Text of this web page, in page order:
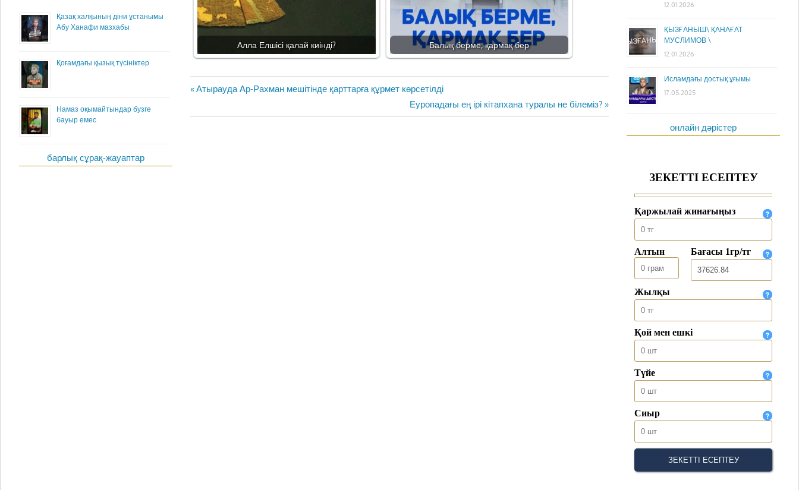
Алла Елшісі қалай киінді? Балық берме, қармақ бер
Жазба
Previous
Атырауда Ар-Рахман мешітінде қарттарға құрмет көрсетілді
Next
Post:
Еуропадағы ең ірі кітапхана туралы не білеміз?
Қазақ халқының діни ұстанымы
Абу Ханафи мазхабы
Қоғамдағы қызық түсініктер
Намаз оқымайтындар бузге
бауыр емес
барлық сұрақ-жауаптар
12.01.2026
ҚЫЗҒАНЫШ\ ҚАНАҒАТ
МУСЛИМОВ \
12.01.2026
Исламдағы достық ұғымы
17.05.2025
онлайн дәрістер